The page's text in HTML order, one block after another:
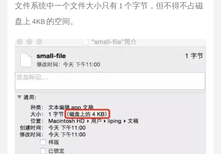
文件系统中一个文件大小只有 1 个字节，但不得不占磁
盘上 4KB 的空间。